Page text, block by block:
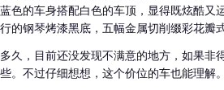
色的车身搭配白色的车顶，显得既炫酷又
的钢琴烤漆黑底，五幅金属切削缀彩花瓣
多久，目前还没发现不满意的地方，如果
。不过仔细想想，这个价位的车也能理解